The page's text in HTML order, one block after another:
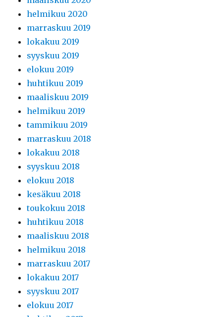
helmikuu 2020
marraskuu 2019
lokakuu 2019
syyskuu 2019
elokuu 2019
huhtikuu 2019
maaliskuu 2019
helmikuu 2019
tammikuu 2019
marraskuu 2018
lokakuu 2018
syyskuu 2018
elokuu 2018
kesäkuu 2018
toukokuu 2018
huhtikuu 2018
maaliskuu 2018
helmikuu 2018
marraskuu 2017
lokakuu 2017
syyskuu 2017
elokuu 2017